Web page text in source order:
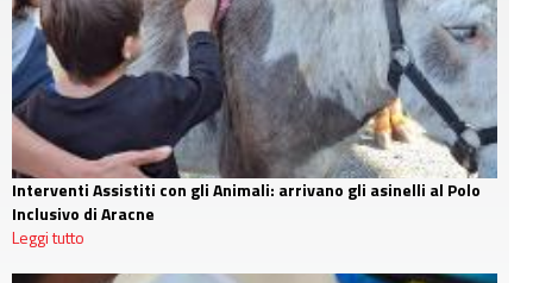
Interventi Assistiti con gli Animali: arrivano gli asinelli al Polo
Inclusivo di Aracne
Leggi tutto